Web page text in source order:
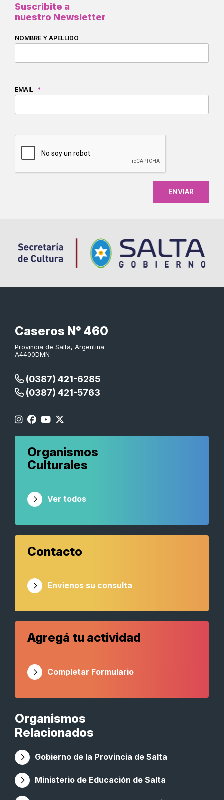
Suscribite a
nuestro Newsletter
NOMBRE Y APELLIDO
EMAIL *
Caseros N° 460
Provincia de Salta, Argentina
A4400DMN
(0387) 421-6285
(0387) 421-5763
Organismos
Relacionados
Gobierno de la Provincia de Salta
Ministerio de Educación de Salta
Organismos
Culturales
Ver todos
Contacto
Envienos su consulta
Agregá tu actividad
Completar Formulario